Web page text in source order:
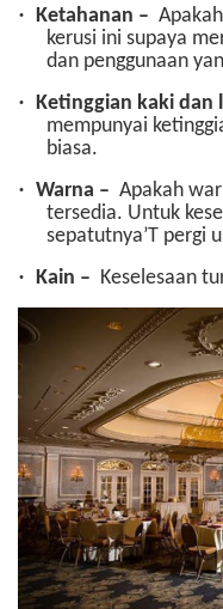
· Ketahanan –
kerusi ini supaya
dan penggunaan
· Ketinggian kaki dan
mempunyai
biasa.
· Warna – Apakah
tersedia. Untuk
sepatutnya’T pergi
· Kain – Keselesaan